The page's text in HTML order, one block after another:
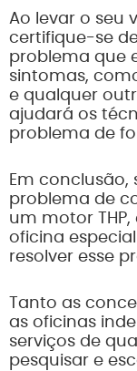
Ao levar o seu
certifique-se
problema que
sintomas,
e qualquer
ajudará os
problema de
Em
problema de
um motor
oficina
resolver esse
Tanto as
as oficinas
serviços de
pesquisar e